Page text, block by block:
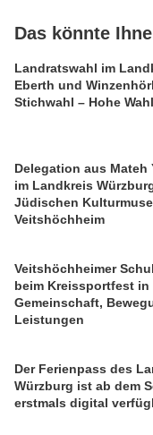
Das könnte
Landratswahl im
Eberth und
Stichwahl – Hohe
Delegation aus Mateh
im Landkreis Würzburg - Besuch
Jüdischen
Veitshöchheim
Veitshöchheimer
beim Kreissportfest in
Gemeinschaft,
Leistungen
Der Ferienpass des
Würzburg ist ab dem
erstmals digital